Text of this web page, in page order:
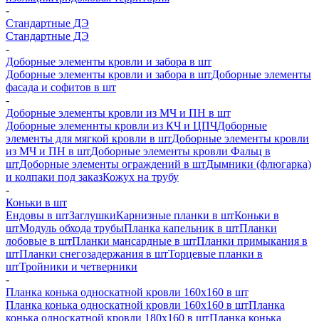
-
Стандартные ДЭ
Стандартные ДЭ
-
Доборные элементы кровли и забора в шт
Доборные элементы кровли и забора в штДоборные элементы
фасада и софитов в шт
-
Доборные элементы кровли из МЧ и ПН в шт
Доборные элеменнты кровли из КЧ и ЦПЧДоборные
элементы для мягкой кровли в штДоборные элементы кровли
из МЧ и ПН в штДоборные элементы кровли Фальц в
штДоборные элементы ограждений в штДымники (флюгарка)
и колпаки под заказКожух на трубу
-
Коньки в шт
Ендовы в штЗаглушкиКарнизные планки в штКоньки в
штМодуль обхода трубыПланка капельник в штПланки
лобовые в штПланки мансардные в штПланки примыкания в
штПланки снегозадержания в штТорцевые планки в
штТройники и четверники
-
Планка конька односкатной кровли 160х160 в шт
Планка конька односкатной кровли 160х160 в штПланка
конька односкатной кровли 180х160 в штПланка конька